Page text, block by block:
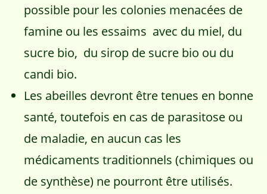
possible pour les colonies menacées de
famine ou les essaims avec du miel, du
sucre bio, du sirop de sucre bio ou du
candi bio.
Les abeilles devront être tenues en bonne
santé, toutefois en cas de parasitose ou
de maladie, en aucun cas les
médicaments traditionnels (chimiques ou
de synthèse) ne pourront être utilisés.